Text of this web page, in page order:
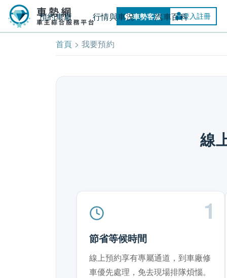
登入註冊
預約車廠 行情與車況 汽車百科
首頁 > 我要預約
線
1
節省等候時間
線上預約享有專屬通道，到車廠修
車優先處理，免去現場排隊煩惱。